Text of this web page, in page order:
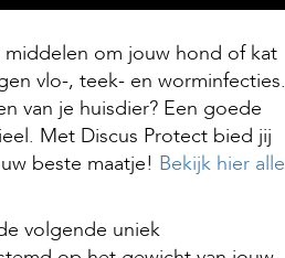
om jouw hond of kat
vlo-, teek- en worminfecties.
van je huisdier? Een goede
Met Discus Protect bied jij
beste maatje! Bekijk hier alle
volgende uniek